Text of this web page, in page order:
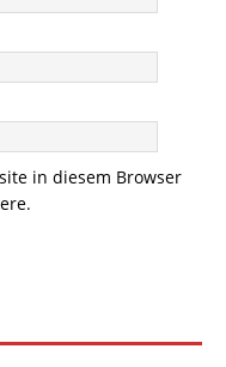
in diesem Browser